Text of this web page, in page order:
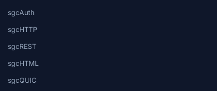
sgcAuth
sgcHTTP
sgcREST
sgcHTML
sgcQUIC